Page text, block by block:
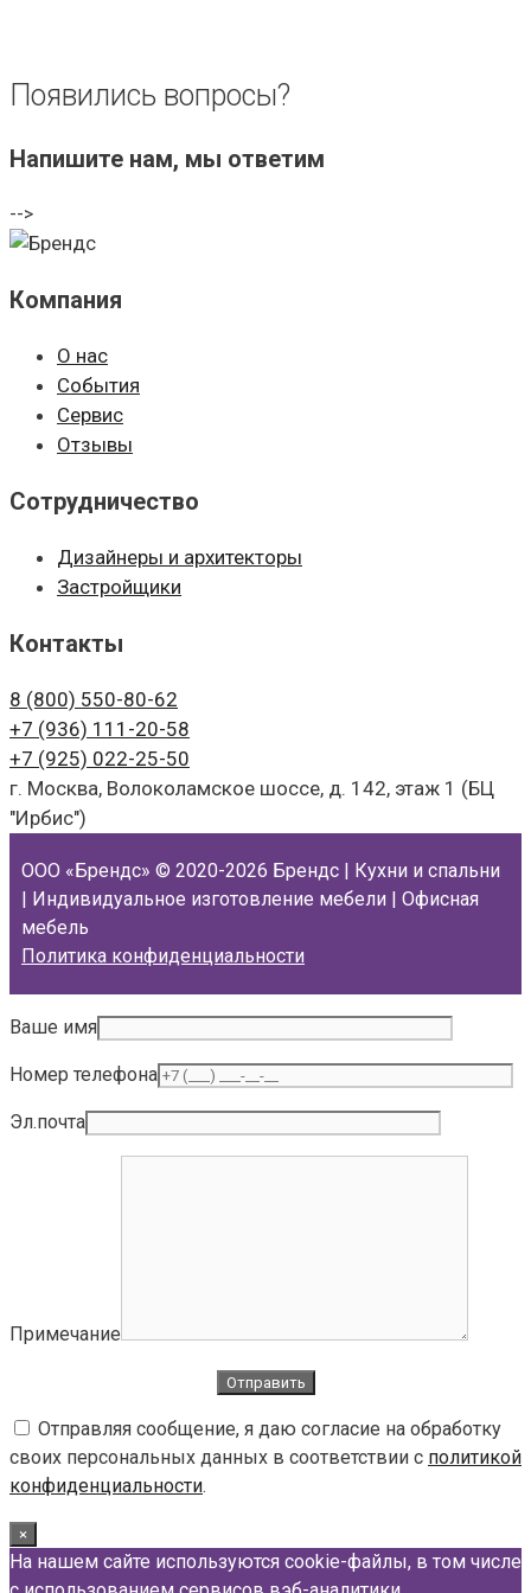
Появились вопросы?
Напишите нам, мы ответим
-->
Компания
О нас
События
Сервис
Отзывы
Сотрудничество
Дизайнеры и архитекторы
Застройщики
Контакты
8 (800) 550-80-62
+7 (936) 111-20-58
+7 (925) 022-25-50
г. Москва, Волоколамское шоссе, д. 142, этаж 1 (БЦ
"Ирбис")
ООО «Брендс» © 2020-2026 Брендс | Кухни и спальни
| Индивидуальное изготовление мебели | Офисная
мебель
Политика конфиденциальности
Ваше имя
Номер телефона
Эл.почта
Примечание
Отправляя сообщение, я даю согласие на обработку
своих персональных данных в соответствии с политикой
конфиденциальности.
×
На нашем сайте используются cookie-файлы, в том числе